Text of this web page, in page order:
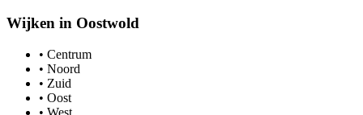
Wijken in Oostwold
• Centrum
• Noord
• Zuid
• Oost
• West